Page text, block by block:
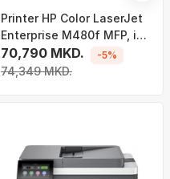
Printer HP Color LaserJet
Enterprise M480f MFP, i
bardhë
70,790 MKD.
74,349 MKD.
-5%